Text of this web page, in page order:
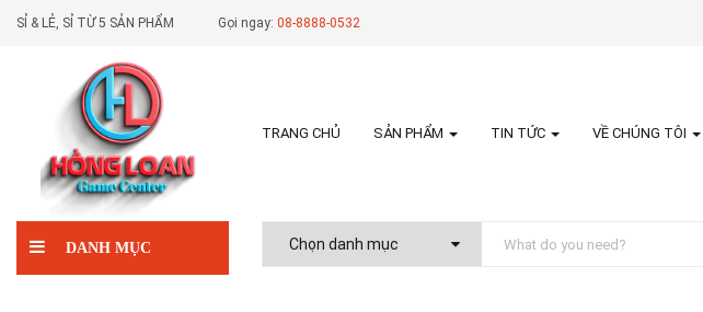
SỈ & LẺ, SỈ TỪ 5 SẢN PHẨM Gọi ngay: 08-8888-0532
TRANG CHỦ SẢN PHẨM TIN TỨC VỀ CHÚNG TÔI
DANH MỤC